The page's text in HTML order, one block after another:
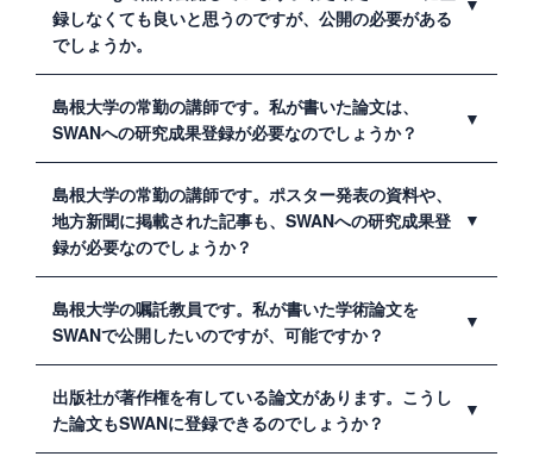
す。
論文が引用される可能性が高まります。
共同研究に発展する可能性が高まります。
研究成果を社会に還元することができます。
自分の研究成果をいつでも確認できます。
録しなくても良いと思うのですが、公開の必要がある
でしょうか。
より確実に先生の論文を保存するためにも、ぜひSWAN
への登録にご協力をお願いします。arXiv.orgや
責任をもって研究成果を保存・継承していくという観点
から、SWANで公開していくことが望ましいと附属図書
館では考えています。
島根大学の常勤の講師です。私が書いた論文は、
SWANへの研究成果登録が必要なのでしょうか？
はい、必要です。SWANへの研究成果登録が必要となる
「本学に在籍する教員」とは、常勤の教授、准教授、講
師及び助教です。
島根大学の常勤の講師です。ポスター発表の資料や、
地方新聞に掲載された記事も、SWANへの研究成果登
録が必要なのでしょうか？
いいえ、必要ではありません。ただし、ご希望があれ
ば、会議の発表時に使用したポスター等もSWANに登録
島根大学の嘱託教員です。私が書いた学術論文を
SWANで公開したいのですが、可能ですか？
はい、可能です。SWANに研究成果が登録できる登録者
は、本学に在籍している役員及び職員等です。詳しくは
出版社が著作権を有している論文があります。こうし
た論文もSWANに登録できるのでしょうか？